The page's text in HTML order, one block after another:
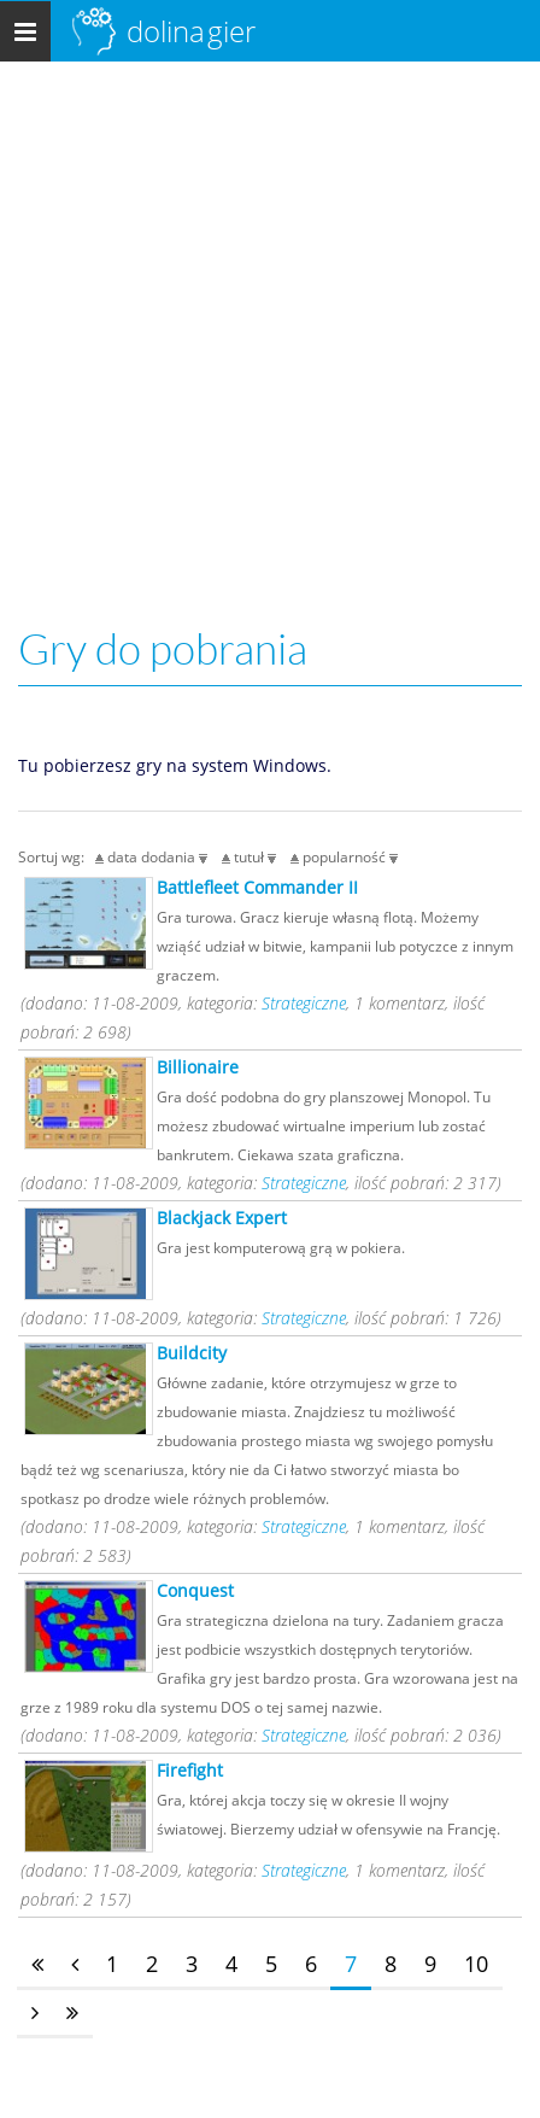
Menu
główne
dolinagier
Gry do pobrania
Tu pobierzesz gry na system Windows.
Sortuj wg: data dodania tutuł popularność
Battlefleet Commander II
Gra turowa. Gracz kieruje własną flotą. Możemy
wziąść udział w bitwie, kampanii lub potyczce z innym
graczem.
(dodano: 11-08-2009, kategoria: Strategiczne, 1 komentarz, ilość
pobrań: 2 698)
Billionaire
Gra dość podobna do gry planszowej Monopol. Tu
możesz zbudować wirtualne imperium lub zostać
bankrutem. Ciekawa szata graficzna.
(dodano: 11-08-2009, kategoria: Strategiczne, ilość pobrań: 2 317)
Blackjack Expert
Gra jest komputerową grą w pokiera.
(dodano: 11-08-2009, kategoria: Strategiczne, ilość pobrań: 1 726)
Buildcity
Główne zadanie, które otrzymujesz w grze to
zbudowanie miasta. Znajdziesz tu możliwość
zbudowania prostego miasta wg swojego pomysłu
bądź też wg scenariusza, który nie da Ci łatwo stworzyć miasta bo
spotkasz po drodze wiele różnych problemów.
(dodano: 11-08-2009, kategoria: Strategiczne, 1 komentarz, ilość
pobrań: 2 583)
Conquest
Gra strategiczna dzielona na tury. Zadaniem gracza
jest podbicie wszystkich dostępnych terytoriów.
Grafika gry jest bardzo prosta. Gra wzorowana jest na
grze z 1989 roku dla systemu DOS o tej samej nazwie.
(dodano: 11-08-2009, kategoria: Strategiczne, ilość pobrań: 2 036)
Firefight
Gra, której akcja toczy się w okresie II wojny
światowej. Bierzemy udział w ofensywie na Francję.
(dodano: 11-08-2009, kategoria: Strategiczne, 1 komentarz, ilość
pobrań: 2 157)
1 2 3 4 5 6 7 8 9 10